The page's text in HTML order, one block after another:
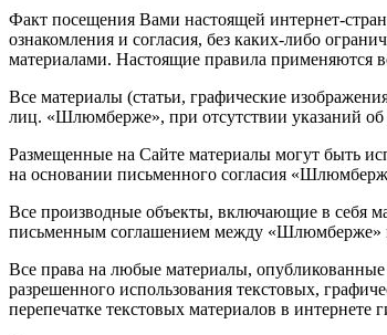
Факт посещения Вами настоящей интернет-
ознакомления и согласия, без каких-либо
материалами. Настоящие правила применяются
Все материалы (статьи, графические
лиц. «Шлюмберже», при отсутствии указаний
Размещенные на Сайте материалы могут быть
на основании письменного согласия
Все производные объекты, включающие в себя
письменным соглашением между «Шлюмберже»
Все права на любые материалы,
разрешенного использования текстовых,
перепечатке текстовых материалов в интернете